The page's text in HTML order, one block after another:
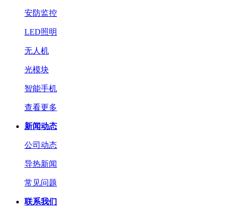
安防监控
LED照明
无人机
光模块
智能手机
查看更多
新闻动态
公司动态
导热新闻
常见问题
联系我们